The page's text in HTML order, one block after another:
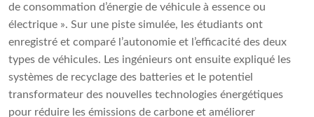
de consommation d’énergie de véhicule à essence ou
électrique ». Sur une piste simulée, les étudiants ont
enregistré et comparé l’autonomie et l’efficacité des deux
types de véhicules. Les ingénieurs ont ensuite expliqué les
systèmes de recyclage des batteries et le potentiel
transformateur des nouvelles technologies énergétiques
pour réduire les émissions de carbone et améliorer